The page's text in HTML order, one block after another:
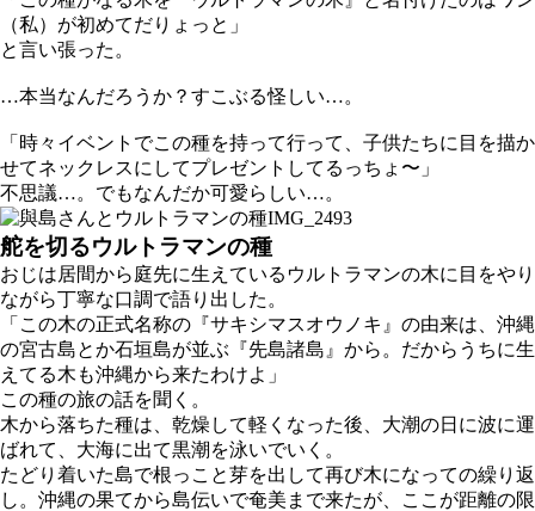
（私）が初めてだりょっと」
と言い張った。
…本当なんだろうか？すこぶる怪しい…。
「時々イベントでこの種を持って行って、子供たちに目を描か
せてネックレスにしてプレゼントしてるっちょ〜」
不思議…。でもなんだか可愛らしい…。
舵を切るウルトラマンの種
おじは居間から庭先に生えているウルトラマンの木に目をやり
ながら丁寧な口調で語り出した。
「この木の正式名称の『サキシマスオウノキ』の由来は、沖縄
の宮古島とか石垣島が並ぶ『先島諸島』から。だからうちに生
えてる木も沖縄から来たわけよ」
この種の旅の話を聞く。
木から落ちた種は、乾燥して軽くなった後、大潮の日に波に運
ばれて、大海に出て黒潮を泳いでいく。
たどり着いた島で根っこと芽を出して再び木になっての繰り返
し。沖縄の果てから島伝いで奄美まで来たが、ここが距離の限